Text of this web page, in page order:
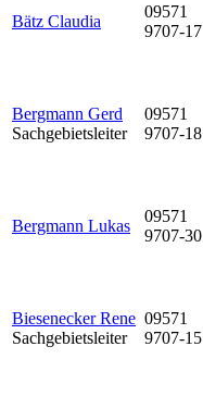
Bätz Claudia
09571
9707-17
Bergmann Gerd
Sachgebietsleiter
09571
9707-18
Bergmann Lukas
09571
9707-30
Biesenecker Rene
Sachgebietsleiter
09571
9707-15